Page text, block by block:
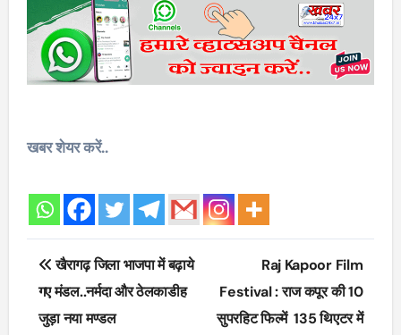
खबर शेयर करें..
Post
navigation
खैरागढ़ जिला भाजपा में बढ़ाये
गए मंडल..नर्मदा और ठेलकाडीह
जुड़ा नया मण्डल
Raj Kapoor Film
Festival : राज कपूर की 10
सुपरहिट फिल्में 135 थिएटर में